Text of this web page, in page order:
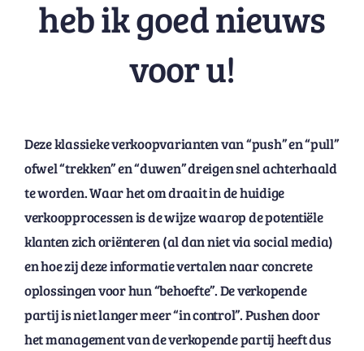
heb ik goed nieuws
voor u!
Deze klassieke verkoopvarianten van “push” en “pull”
ofwel “trekken” en “duwen” dreigen snel achterhaald
te worden. Waar het om draait in de huidige
verkoopprocessen is de wijze waarop de potentiële
klanten zich oriënteren (al dan niet via social media)
en hoe zij deze informatie vertalen naar concrete
oplossingen voor hun “behoefte”. De verkopende
partij is niet langer meer “in control”. Pushen door
het management van de verkopende partij heeft dus